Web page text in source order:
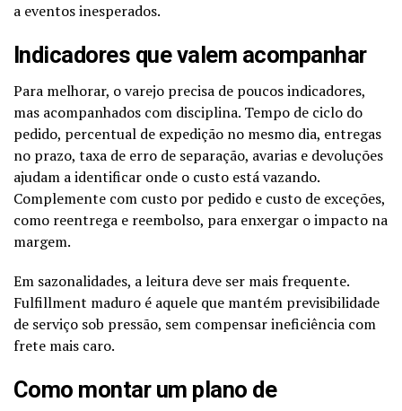
a eventos inesperados.
Indicadores que valem acompanhar
Para melhorar, o varejo precisa de poucos indicadores,
mas acompanhados com disciplina. Tempo de ciclo do
pedido, percentual de expedição no mesmo dia, entregas
no prazo, taxa de erro de separação, avarias e devoluções
ajudam a identificar onde o custo está vazando.
Complemente com custo por pedido e custo de exceções,
como reentrega e reembolso, para enxergar o impacto na
margem.
Em sazonalidades, a leitura deve ser mais frequente.
Fulfillment maduro é aquele que mantém previsibilidade
de serviço sob pressão, sem compensar ineficiência com
frete mais caro.
Como montar um plano de